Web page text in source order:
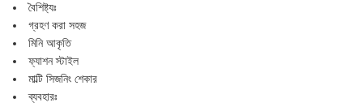
বৈশিষ্ট্যঃ
গ্রহণ করা সহজ
মিনি আকৃতি
ফ্যাশন স্টাইল
মাল্টি সিজনিং শেকার
ব্যবহারঃ